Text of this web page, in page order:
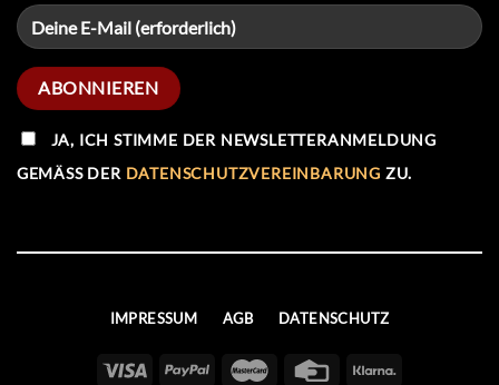
JA, ICH STIMME DER NEWSLETTERANMELDUNG
GEMÄSS DER DATENSCHUTZVEREINBARUNG ZU.
IMPRESSUM AGB DATENSCHUTZ